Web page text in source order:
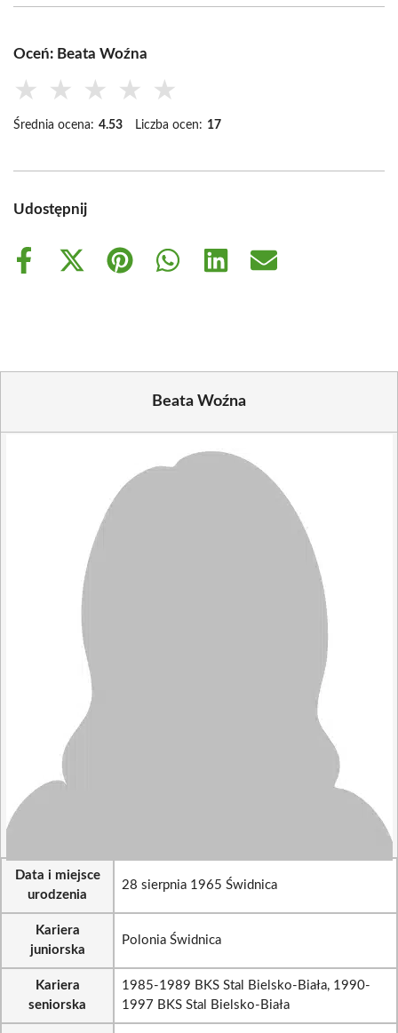
Oceń: Beata Woźna
★ ★ ★ ★ ★
Średnia ocena: 4.53 Liczba ocen: 17
Udostępnij
Share
Share
Share
Share
Share
Share
Beata Woźna
Data i miejsce
urodzenia
28 sierpnia 1965 Świdnica
Kariera
juniorska
Polonia Świdnica
Kariera
seniorska
1985-1989 BKS Stal Bielsko-Biała, 1990-
1997 BKS Stal Bielsko-Biała